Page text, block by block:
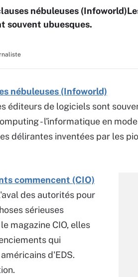
nébuleuses
souvent ubuesques.
nébuleuses (Infoworld)
éditeurs de logiciels sont
- l'informatique en
délirantes inventées par les
commencent (CIO)
des autorités pour
sérieuses
magazine CIO, elles
qui
d'EDS.